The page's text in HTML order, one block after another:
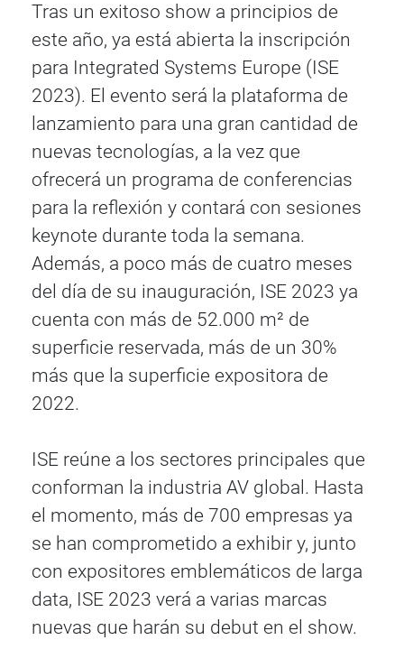
Tras un exitoso show a principios de
este año, ya está abierta la inscripción
para Integrated Systems Europe (ISE
2023). El evento será la plataforma de
lanzamiento para una gran cantidad de
nuevas tecnologías, a la vez que
ofrecerá un programa de conferencias
para la reflexión y contará con sesiones
keynote durante toda la semana.
Además, a poco más de cuatro meses
del día de su inauguración, ISE 2023 ya
cuenta con más de 52.000 m² de
superficie reservada, más de un 30%
más que la superficie expositora de
2022.
ISE reúne a los sectores principales que
conforman la industria AV global. Hasta
el momento, más de 700 empresas ya
se han comprometido a exhibir y, junto
con expositores emblemáticos de larga
data, ISE 2023 verá a varias marcas
nuevas que harán su debut en el show.